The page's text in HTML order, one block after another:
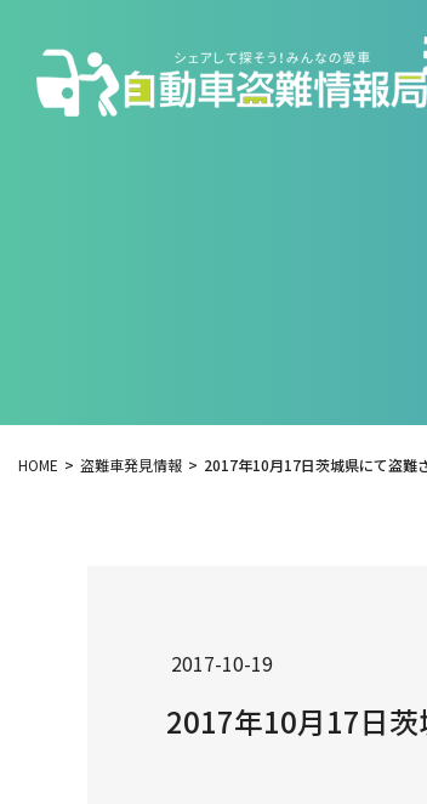
HOME 盗難車発見情報 2017年10月17日茨城県にて盗難
2017-10-19
2017年10月17日茨